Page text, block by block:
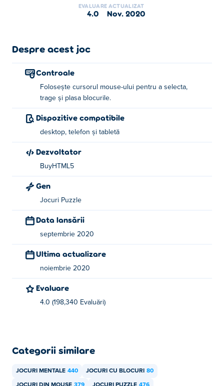
EVALUARE
4.0
ACTUALIZAT
nov. 2020
Despre acest joc
Controale
Folosește cursorul mouse-ului pentru a selecta,
trage și plasa blocurile.
Dispozitive compatibile
desktop, telefon și tabletă
Dezvoltator
BuyHTML5
Gen
Jocuri Puzzle
Data lansării
septembrie 2020
Ultima actualizare
noiembrie 2020
Evaluare
4.0 (198,340 Evaluări)
Categorii similare
JOCURI MENTALE 440 JOCURI CU BLOCURI 80